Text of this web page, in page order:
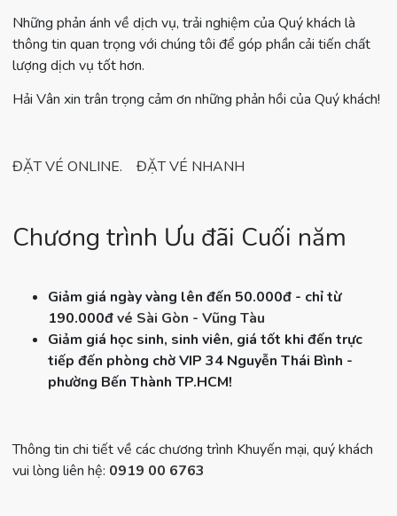
Những phản ánh về dịch vụ, trải nghiệm của Quý khách là
thông tin quan trọng với chúng tôi để góp phần cải tiến chất
lượng dịch vụ tốt hơn.
Hải Vân xin trân trọng cảm ơn những phản hồi của Quý khách!
ĐẶT VÉ ONLINE. ĐẶT VÉ NHANH
Chương trình Ưu đãi Cuối năm
Giảm giá ngày vàng lên đến 50.000đ - chỉ từ
190.000đvé Sài Gòn - Vũng Tàu
Giảm giá học sinh, sinh viên, giá tốt khi đến trực
tiếp đến phòng chờ VIP 34 Nguyễn Thái Bình -
phường Bến Thành TP.HCM!
Thông tin chi tiết về các chương trình Khuyến mại, quý khách
vui lòng liên hệ: 0919 00 6763